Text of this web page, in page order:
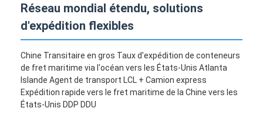
Réseau mondial étendu, solutions
d'expédition flexibles
Chine Transitaire en gros Taux d'expédition de conteneurs
de fret maritime via l'océan vers les États-Unis Atlanta
Islande Agent de transport LCL + Camion express
Expédition rapide vers le fret maritime de la Chine vers les
États-Unis DDP DDU